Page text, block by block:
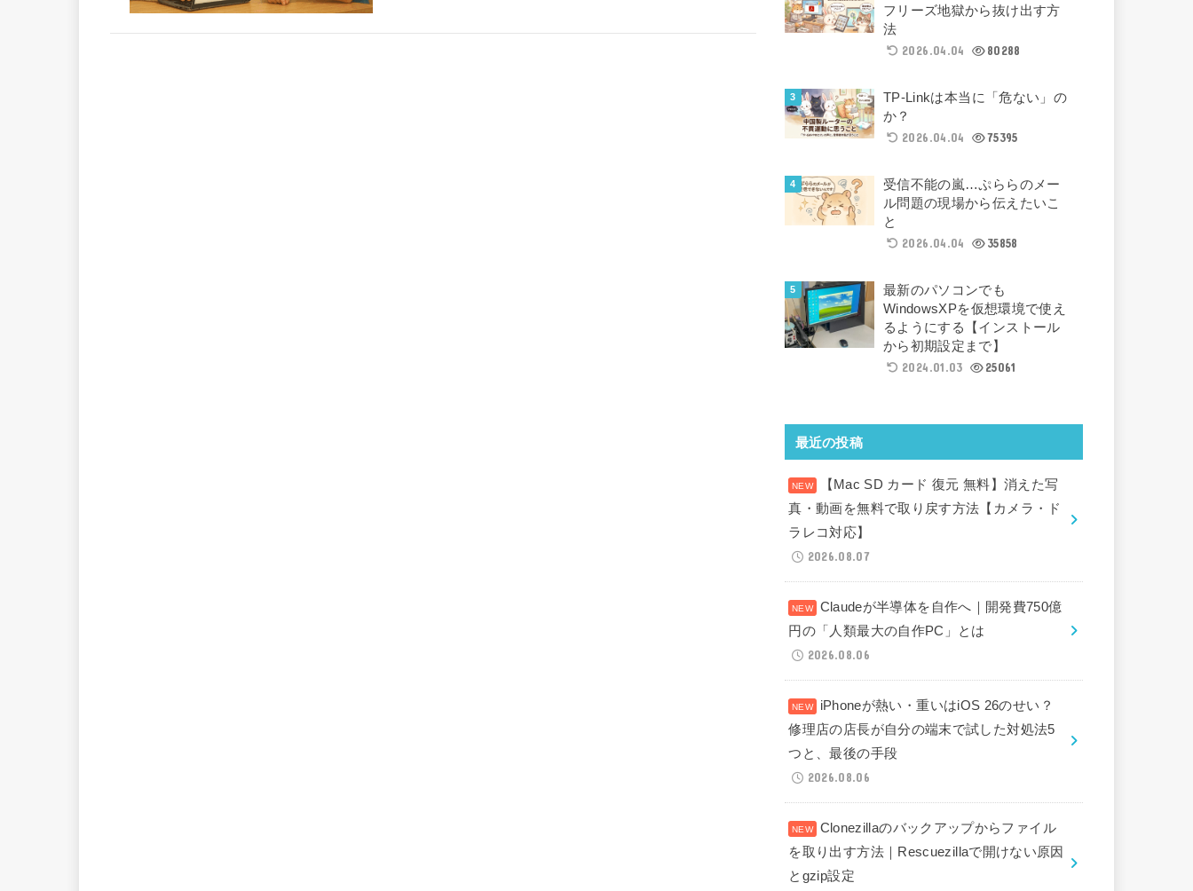
フリーズ地獄から抜け出す方
法
2026.04.04
80288
TP-Linkは本当に「危ない」の
か？
2026.04.04
75395
受信不能の嵐…ぷららのメー
ル問題の現場から伝えたいこ
と
2026.04.04
35858
最新のパソコンでも
WindowsXPを仮想環境で使え
るようにする【インストール
から初期設定まで】
2024.01.03
25061
最近の投稿
【Mac SD カード 復元 無料】消えた写
真・動画を無料で取り戻す方法【カメラ・ド
ラレコ対応】
2026.08.07
Claudeが半導体を自作へ｜開発費750億
円の「人類最大の自作PC」とは
2026.08.06
iPhoneが熱い・重いはiOS 26のせい？
修理店の店長が自分の端末で試した対処法5
つと、最後の手段
2026.08.06
Clonezillaのバックアップからファイル
を取り出す方法｜Rescuezillaで開けない原因
とgzip設定